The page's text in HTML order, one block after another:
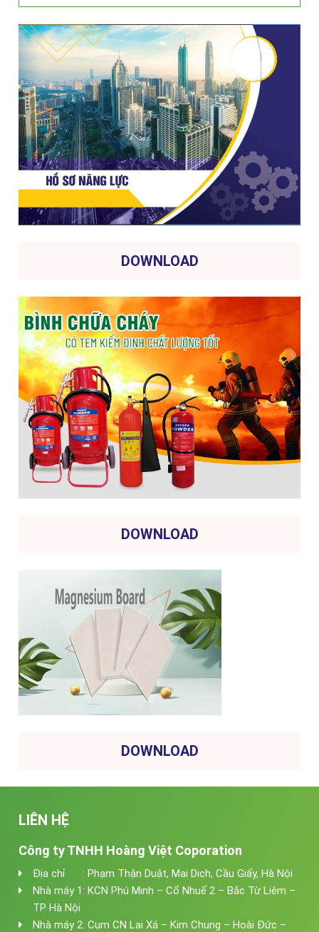
DOWNLOAD
DOWNLOAD
DOWNLOAD
LIÊN HỆ
Công ty TNHH Hoàng Việt Coporation
Địa chỉ : Phạm Thận Duật, Mai Dịch, Cầu Giấy, Hà Nội
Nhà máy 1: KCN Phú Minh – Cổ Nhuế 2 – Bắc Từ Liêm –
TP Hà Nội
Nhà máy 2: Cụm CN Lai Xá – Kim Chung – Hoài Đức –